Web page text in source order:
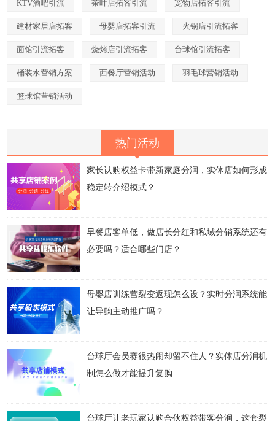
KTV酒吧引流 茶叶店拓客引流 宠物店拓客引流
建材家居店拓客 母婴店拓客引流 火锅店引流拓客
面馆引流拓客 烧烤店引流拓客 台球馆引流拓客
桶装水营销方案 西餐厅营销活动 羽毛球营销活动
篮球馆营销活动
热门活动
家长认购权益卡带新家庭分润，实体店如何形成
稳定转介绍模式？
早餐店客单低，做店长分红和私域分销系统还有
必要吗？适合哪些门店？
母婴店训练营裂变返现怎么设？实时分润系统能
让导购主动推广吗？
台球厅会员赛很热闹却留不住人？实体店分润机
制怎么做才能提升复购
台球厅让老玩家认购合伙权益带客分润，这套裂